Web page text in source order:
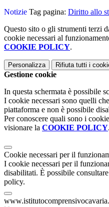
Notizie Tag pagina: Diritto allo
Questo sito o gli strumenti terzi
cookie necessari al
COOKIE POLICY.
Personalizza Rifiuta tutti i
Gestione cookie
In questa schermata è possibile
I cookie necessari sono quelli
piattaforma e non è possibile
Per conoscere quali sono i
visionare la COOKIE POLICY.
Cookie necessari per il
I cookie necessari per il
disabilitati. È possibile
policy.